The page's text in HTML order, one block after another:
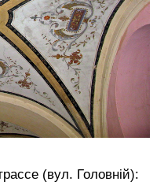
(вул. Головній):